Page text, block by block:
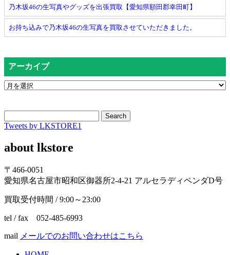
乃木坂46の生写真やグッズを出張買取【愛知県額田郡幸田町】
お持ち込みで乃木坂46の生写真を買取させていただきました。
アーカイブ
Search
Tweets by LKSTORE1
about lkstore
〒466-0051
愛知県名古屋市昭和区御器所2-4-21 アルセラディペンダD号
買取受付時間 / 9:00～23:00
tel / fax 052-485-6993
mail メールでのお問い合わせはこちら